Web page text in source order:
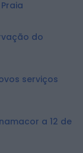
do
serviços
a 12 de